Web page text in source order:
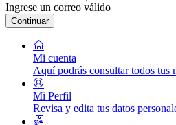
Ingrese un correo válido
Continuar
Mi cuenta
Aquí podrás consultar todos tus
Mi Perfil
Revisa y edita tus datos